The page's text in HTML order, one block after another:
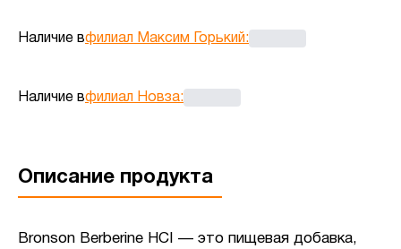
Наличие вфилиал Максим Горький:
Наличие вфилиал Новза:
Описание продукта
Bronson Berberine HCI — это пищевая добавка,